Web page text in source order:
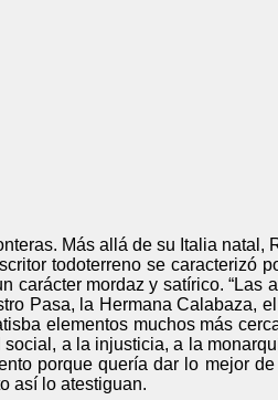
Más allá de su Italia
todoterreno se caracterizó
carácter mordaz y satírico.
Pasa, la Hermana Calabaza,
elementos muchos más
a la injusticia, a la
porque quería dar lo mejor
así lo atestiguan.